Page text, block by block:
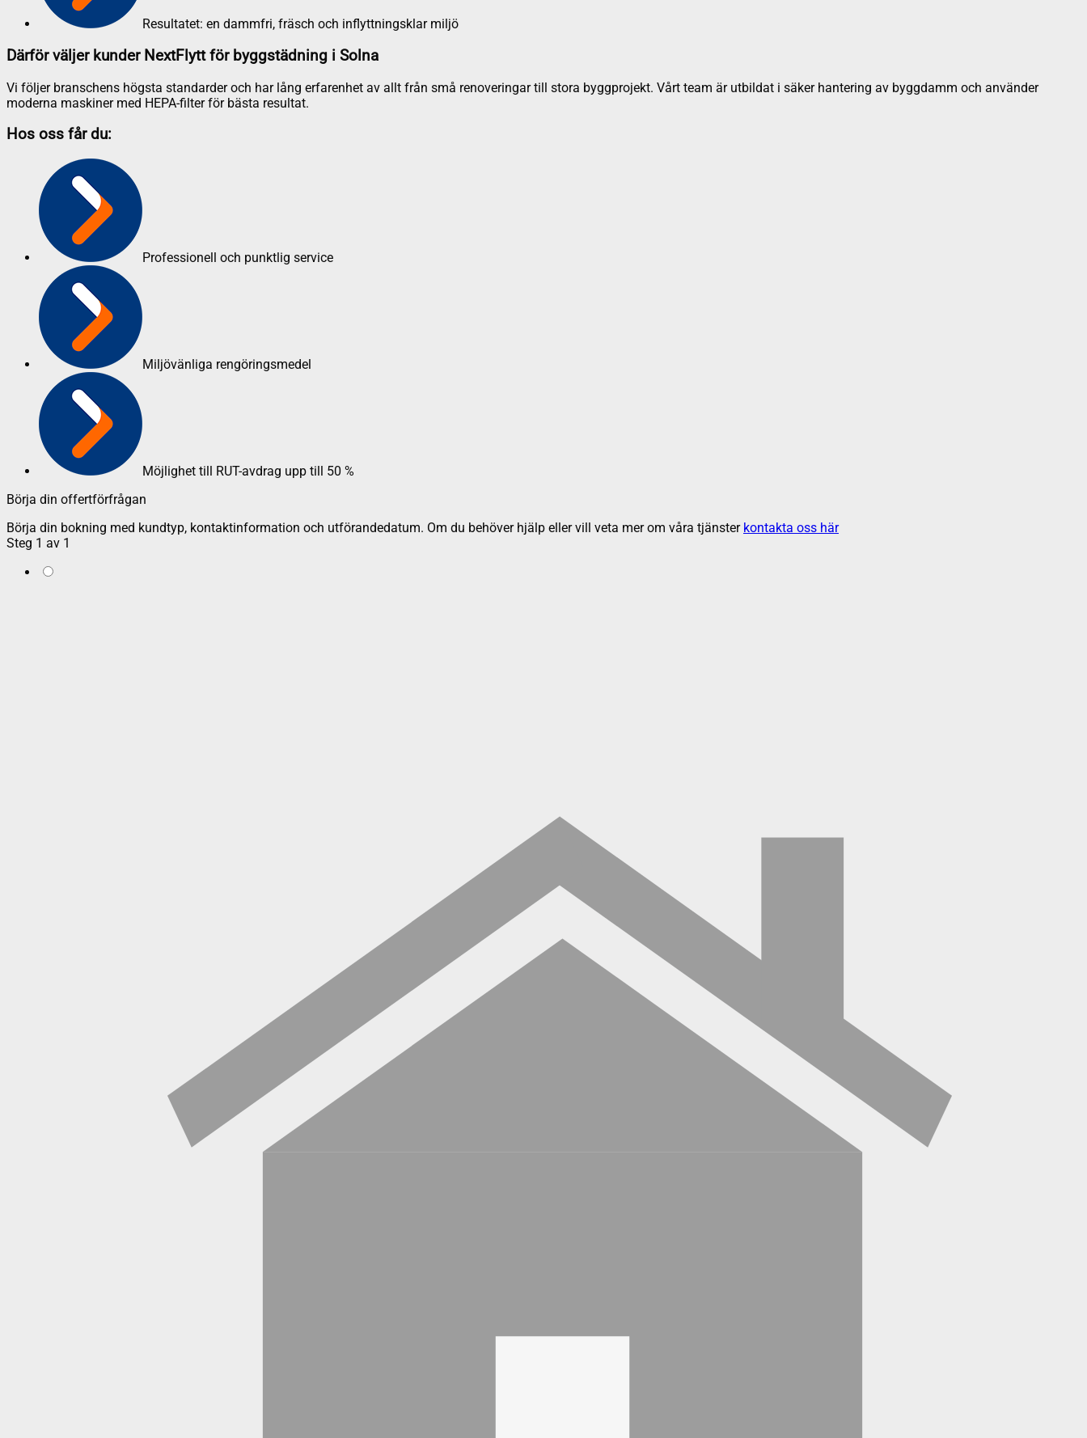
Resultatet: en dammfri, fräsch och inflyttningsklar miljö
Därför väljer kunder NextFlytt för byggstädning i Solna
Vi följer branschens högsta standarder och har lång erfarenhet av allt från små renoveringar till stora byggprojekt. Vårt team är utbildat i säker hantering av byggdamm och använder
moderna maskiner med HEPA-filter för bästa resultat.
Hos oss får du:
Professionell och punktlig service
Miljövänliga rengöringsmedel
Möjlighet till RUT-avdrag upp till 50 %
Börja din offertförfrågan
Börja din bokning med kundtyp, kontaktinformation och utförandedatum. Om du behöver hjälp eller vill veta mer om våra tjänster kontakta oss här
Steg 1 av 1